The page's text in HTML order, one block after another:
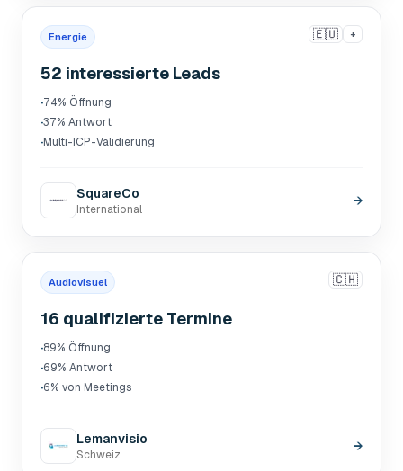
Energie 🇪🇺 +
52 interessierte Leads
·74% Öffnung
·37% Antwort
·Multi-ICP-Validierung
SquareCo
International
→
Audiovisuel 🇨🇭
16 qualifizierte Termine
·89% Öffnung
·69% Antwort
·6% von Meetings
Lemanvisio
Schweiz
→